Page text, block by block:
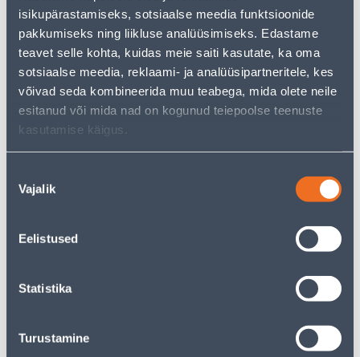
isikupärastamiseks, sotsiaalse meedia funktsioonide
pakkumiseks ning liikluse analüüsimiseks. Edastame
teavet selle kohta, kuidas meie saiti kasutate, ka oma
sotsiaalse meedia, reklaami- ja analüüsipartneritele, kes
võivad seda kombineerida muu teabega, mida olete neile
esitanud või mida nad on kogunud teiepoolse teenuste
kasutamise käigus.
valik
Vajalik
Eelistused
Statistika
Turustamine
Teie ostlemisrõõm ei pea aga siin lõppema - oma
uurimistööd saate jätkata, naastesavalehelevõi
kasutades meie võimsat otsingufunktsiooni, et leida
veelgi meelepärasemad valikuid. Head ostlemist!
• 14-päevane tagastusõigus.
• HANKIJA LAOST TELLITAV TOODE
Spetsifikatsioon
Transport